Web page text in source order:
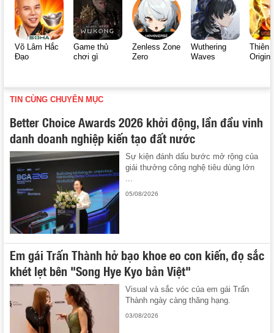
Võ Lâm Hắc
Đạo
Game thủ
chơi gì
Zenless Zone
Zero
Wuthering
Waves
Thiên
Origin
TIN CÙNG CHUYÊN MỤC
Better Choice Awards 2026 khởi động, lần đầu vinh
danh doanh nghiệp kiến tạo đất nước
Sự kiện đánh dấu bước mở rộng của
giải thưởng công nghệ tiêu dùng lớn
...
05/08/2026
Em gái Trấn Thành hở bạo khoe eo con kiến, đọ sắc
khét lẹt bên "Song Hye Kyo bản Việt"
Visual và sắc vóc của em gái Trấn
Thành ngày càng thăng hạng.
03/08/2026